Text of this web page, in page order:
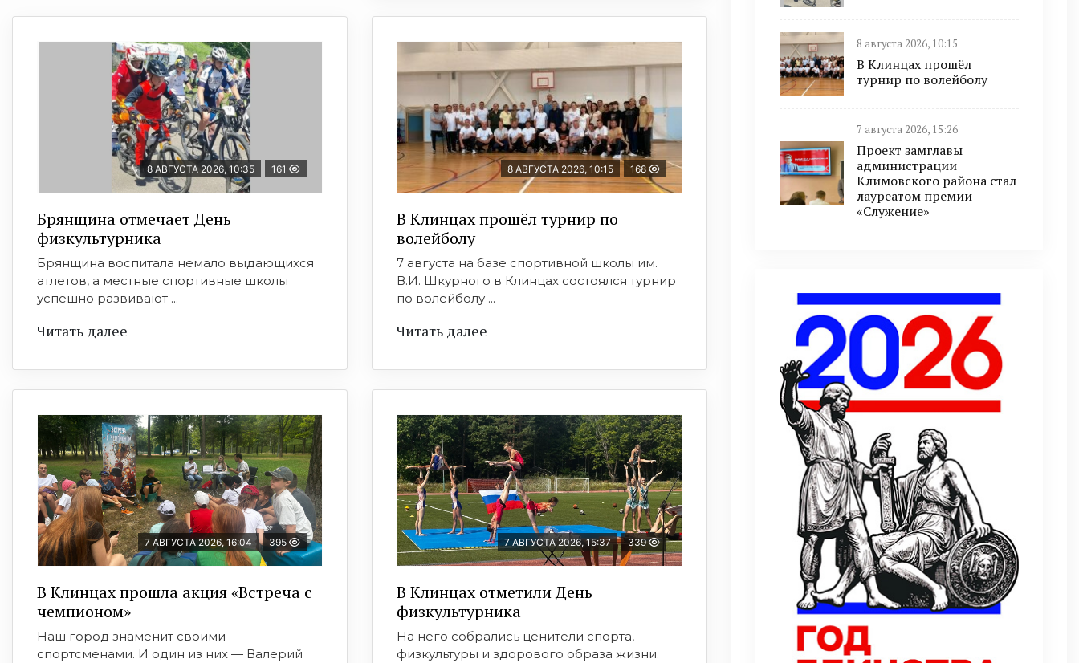
8 АВГУСТА 2026, 10:35 161
Брянщина отмечает День
физкультурника
Брянщина воспитала немало выдающихся
атлетов, а местные спортивные школы
успешно развивают ...
Читать далее
8 АВГУСТА 2026, 10:15 168
В Клинцах прошёл турнир по
волейболу
7 августа на базе спортивной школы им.
В.И. Шкурного в Клинцах состоялся турнир
по волейболу ...
Читать далее
7 АВГУСТА 2026, 16:04 395
В Клинцах прошла акция «Встреча с
чемпионом»
Наш город знаменит своими
спортсменами. И один из них — Валерий
7 АВГУСТА 2026, 15:37 339
В Клинцах отметили День
физкультурника
На него собрались ценители спорта,
физкультуры и здорового образа жизни.
8 августа 2026, 10:15
В Клинцах прошёл
турнир по волейболу
7 августа 2026, 15:26
Проект замглавы
администрации
Климовского района стал
лауреатом премии
«Служение»